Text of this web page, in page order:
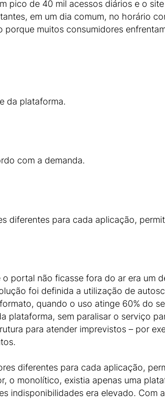
pico de 40 mil acessos diários e o
em um dia comum, no horário
muitos consumidores
da plataforma.
com a demanda.
diferentes para cada aplicação,
portal não ficasse fora do ar era um
foi definida a utilização de
quando o uso atinge 60% do
plataforma, sem paralisar o serviço
para atender imprevistos – por
diferentes para cada aplicação,
o monolítico, existia apenas uma
indisponibilidades era elevado. Com